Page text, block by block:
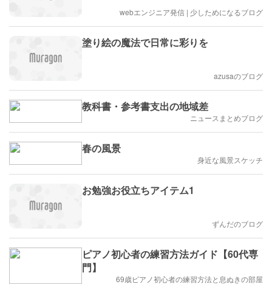
webエンジニア発信 | 少しためになるブログ
塗り絵の魔法で日常に彩りを
azusaのブログ
教科書・参考書支出の地域差
ニュースまとめブログ
春の風景
身近な風景スケッチ
お勉強お役立ちアイテム1
ずんだのブログ
ピアノ初心者の練習方法ガイド【60代専
門】
69歳ピアノ初心者の練習方法と息ぬきの部屋